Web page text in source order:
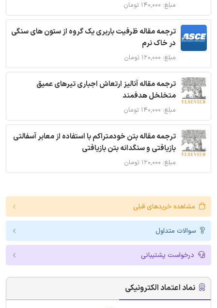
مبلغ: ۱۴۰,۰۰۰ تومان
ترجمه مقاله ظرفیت باربری یک گروه از ستون های سنگی
در خاک نرم
مبلغ: ۱۲۰,۰۰۰ تومان
ترجمه مقاله آنالیز ارتعاش اجباری تیرهای عمیق
متخلخل هدفمند
مبلغ: ۱۴۰,۰۰۰ تومان
ترجمه مقاله بتن خودمتراکم با استفاده از معابر آسفالتی
بازیافتی و سنگدانه بتن بازیافتی
مبلغ: ۱۲۰,۰۰۰ تومان
مشاهده خریدهای قبلی
سوالات متداول
درخواست پشتیبانی
نماد اعتماد الکترونیکی